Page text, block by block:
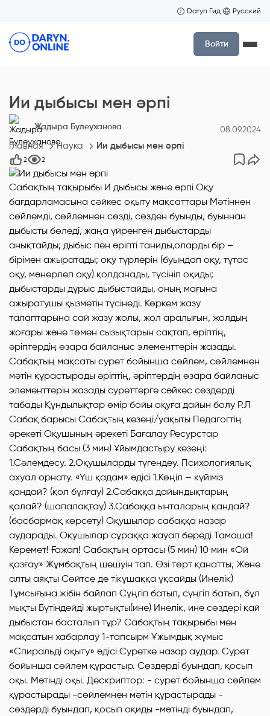
Daryn Гид Русский
Войти
Ии дыбысы мен әрпі
Жадыра Булеуханова 08.09.2024
Главная Наука Ии дыбысы мен әрпі
2 2
Сабақтың тақырыбы И дыбысы және әрпі Оқу
бағдарламасына сәйкес оқыту мақсаттары Мәтіннен
сөйлемді, сөйлемнен сөзді, сөзден буынды, буыннан
дыбысты бөледі, жаңа үйренген дыбыстарды
анықтайды; дыбыс пен әріпті таниды,оларды бір –
бірімен ажыратады; оқу түрлерін (буындап оқу, тұтас
оқу, мәнерлеп оқу) қолданады, түсініп оқиды;
дыбыстарды дұрыс дыбыстайды, оның мағына
ажыратушы қызметін түсінеді. Көркем жазу
талаптарына сай жазу жолы, жол аралығын, жолдың
жоғары және төмен сызықтарын сақтап, әріптің,
әріптердің өзара байланыс элементтерін жазады.
Сабақтың мақсаты сурет бойынша сөйлем, сөйлемнен
мәтін құрастырады әріптің, әріптердің өзара байланыс
элементтерін жазады суреттерге сәйкес сөздерді
табады Құндылықтар өмір бойы оқуға дайын болу Р.Л
Сабақ барысы Сабақтың кезеңі/уақыты Педагогтің
әрекеті Оқушының әрекеті Бағалау Ресурстар
Сабақтың басы (3 мин) Ұйымдастыру кезеңі:
1.Сәлемдесу. 2.Оқушыларды түгендеу. Психологиялық
ахуал орнату. «Үш қадам» әдісі 1.Көңіл – күйіміз
қандай? (қол бұлғау) 2.Сабаққа дайындықтарың
қалай? (шапалақтау) 3.Сабаққа ынталарың қандай?
(басбармақ көрсету) Оқушылар сабаққа назар
аударады. Оқушылар сұраққа жауап береді Тамаша!
Керемет! Ғажап! Сабақтың ортасы (5 мин) 10 мин «Ой
қозғау» Жұмбақтың шешуін тап. Өзі төрт қанатты, Және
алты аяқты Сөйтсе де тікұшаққа ұқсайды (Инелік)
Тұмсығына жібін байлап Сүңгіп батып, сүңгіп батып, бұл
мықты Бүтіндейді жыртықты(ине) Инелік, ине сөздері қай
дыбыстан басталып тұр? Сабақтың тақырыбы мен
мақсатын хабарлау 1-тапсырм Ұжымдық жұмыс
«Спиральді оқыту» әдісі Суретке назар аудар. Сурет
бойынша сөйлем құрастыр. Сөздерді буындап, қосып
оқы. Мәтінді оқы. Дескриптор: - сурет бойынша сөйлем
құрастырады -сөйлемнен мәтін құрастырады -
сөздерді буындап, қосып оқиды -мәтінді буындап,